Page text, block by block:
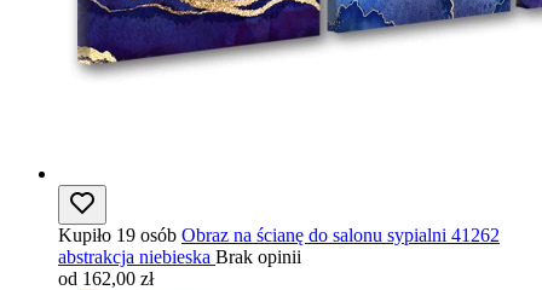
Kupiło 19 osób Obraz na ścianę do salonu sypialni 41262
abstrakcja niebieska Brak opinii
od 162,00 zł